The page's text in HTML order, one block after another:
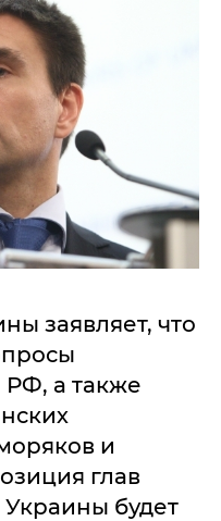
заявляет, что
РФ, а также
и
глав
будет